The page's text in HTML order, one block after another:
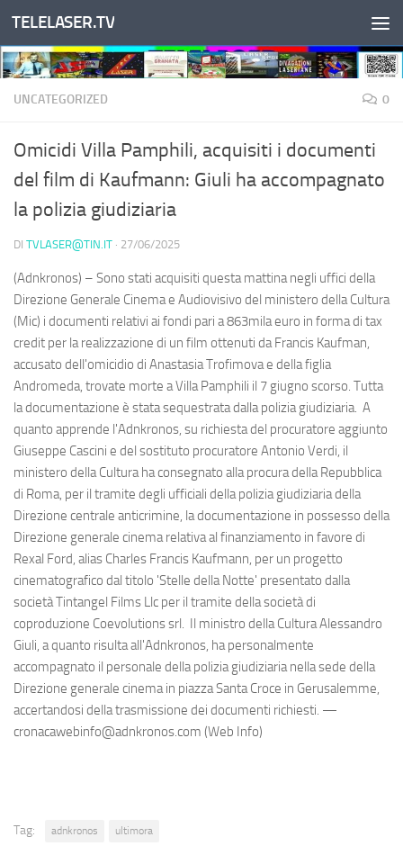
Salta al contenuto
TELELASER.TV
UNCATEGORIZED 0
Omicidi Villa Pamphili, acquisiti i documenti
del film di Kaufmann: Giuli ha accompagnato
la polizia giudiziaria
DI TVLASER@TIN.IT · 27/06/2025
(Adnkronos) – Sono stati acquisiti questa mattina negli uffici della
Direzione Generale Cinema e Audiovisivo del ministero della Cultura
(Mic) i documenti relativi ai fondi pari a 863mila euro in forma di tax
credit per la realizzazione di un film ottenuti da Francis Kaufman,
accusato dell'omicidio di Anastasia Trofimova e della figlia
Andromeda, trovate morte a Villa Pamphili il 7 giugno scorso. Tutta
la documentazione è stata sequestrata dalla polizia giudiziaria. A
quanto apprende l'Adnkronos, su richiesta del procuratore aggiunto
Giuseppe Cascini e del sostituto procuratore Antonio Verdi, il
ministero della Cultura ha consegnato alla procura della Repubblica
di Roma, per il tramite degli ufficiali della polizia giudiziaria della
Direzione centrale anticrimine, la documentazione in possesso della
Direzione generale cinema relativa al finanziamento in favore di
Rexal Ford, alias Charles Francis Kaufmann, per un progetto
cinematografico dal titolo 'Stelle della Notte' presentato dalla
società Tintangel Films Llc per il tramite della società di
coproduzione Coevolutions srl. Il ministro della Cultura Alessandro
Giuli, a quanto risulta all'Adnkronos, ha personalmente
accompagnato il personale della polizia giudiziaria nella sede della
Direzione generale cinema in piazza Santa Croce in Gerusalemme,
accertandosi della trasmissione dei documenti richiesti. —
cronacawebinfo@adnkronos.com (Web Info)
Tag: adnkronos ultimora